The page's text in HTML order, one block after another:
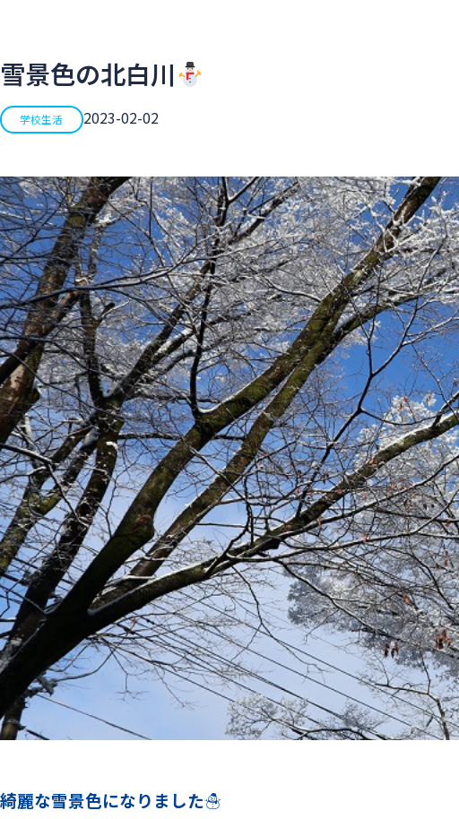
雪景色の北白川
学校生活 2023-02-02
綺麗な雪景色になりました☃